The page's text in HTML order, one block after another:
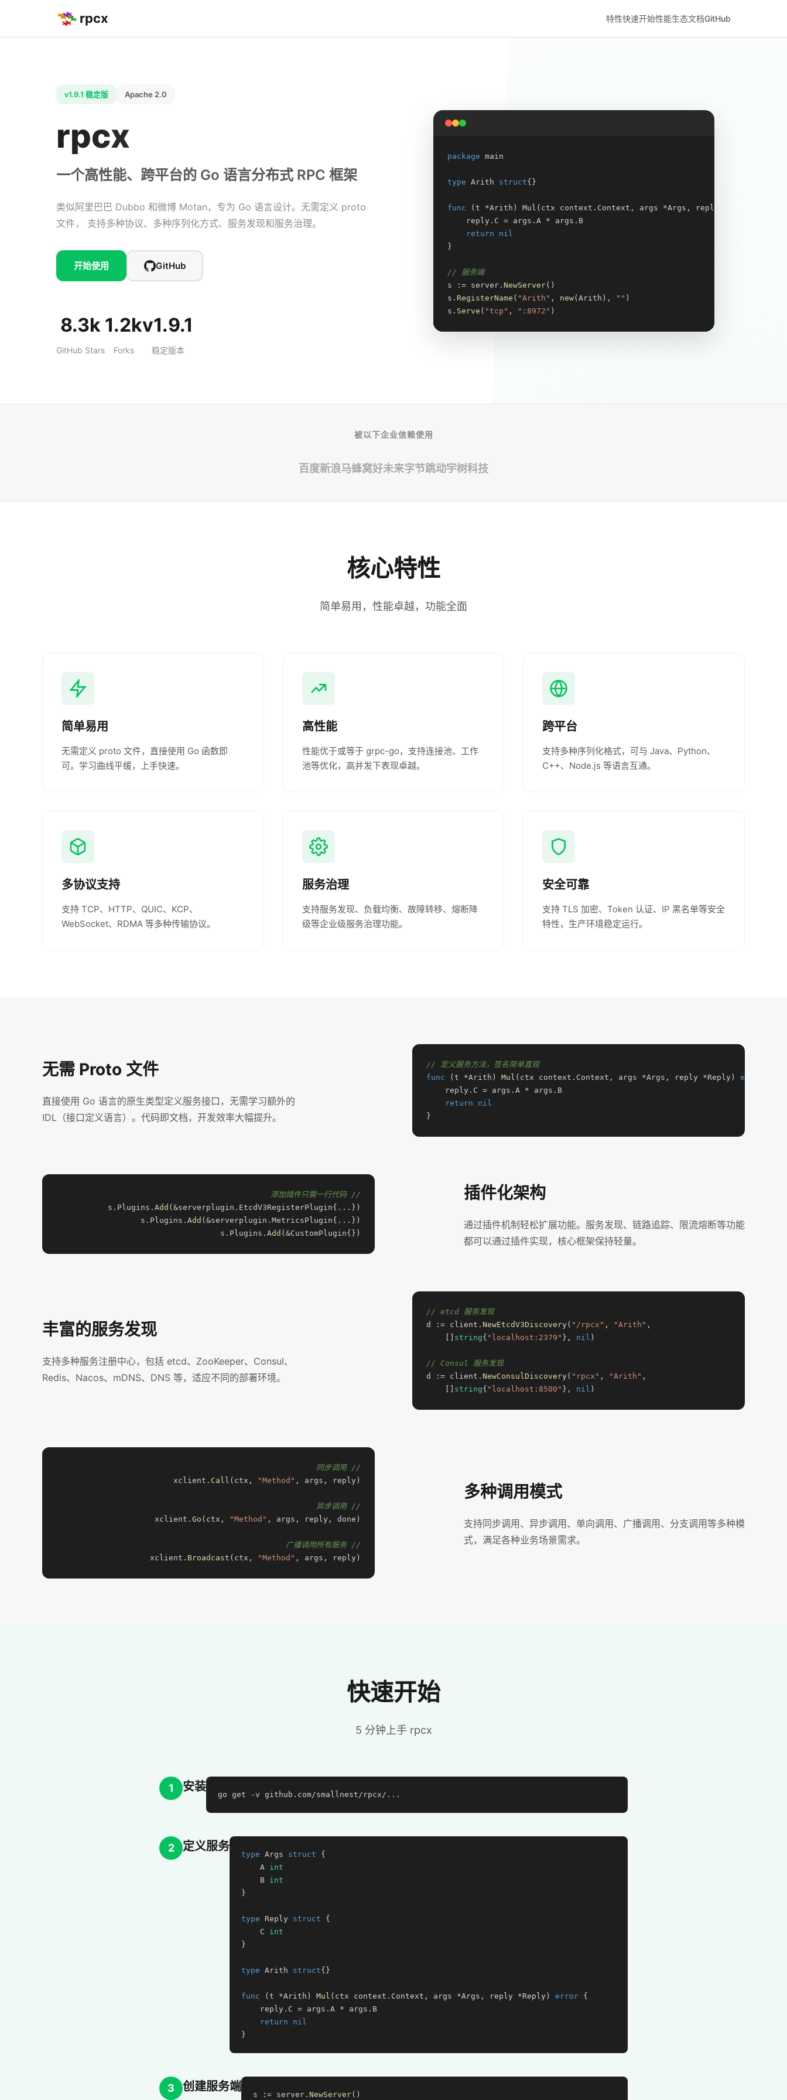
rpcx 特性快速开始性能生态文档GitHub
v1.9.1 稳定版 Apache 2.0
rpcx
一个高性能、跨平台的 Go 语言分布式 RPC 框架
类似阿里巴巴 Dubbo 和微博 Motan，专为 Go 语言设计。无需定义 proto
文件， 支持多种协议、多种序列化方式、服务发现和服务治理。
开始使用 GitHub
8.3k
GitHub Stars
1.2k
Forks
v1.9.1
稳定版本
package main
type Arith struct{}
func (t *Arith) Mul (ctx context.Context, args *Args, reply *Reply)
    reply.C = args.A * args.B
return
nil
}
// 服务端
s := server. NewServer()
s. RegisterName ( "Arith" , new(Arith), "" )
s. Serve ( "tcp" , ":8972" )
被以下企业信赖使用
百度新浪马蜂窝好未来字节跳动宇树科技
核心特性
简单易用，性能卓越，功能全面
简单易用
无需定义 proto 文件，直接使用 Go 函数即
可。学习曲线平缓，上手快速。
高性能
性能优于或等于 grpc-go，支持连接池、工作
池等优化，高并发下表现卓越。
跨平台
支持多种序列化格式，可与 Java、Python、
C++、Node.js 等语言互通。
多协议支持
支持 TCP、HTTP、QUIC、KCP、
WebSocket、RDMA 等多种传输协议。
服务治理
支持服务发现、负载均衡、故障转移、熔断降
级等企业级服务治理功能。
安全可靠
支持 TLS 加密、Token 认证、IP 黑名单等安全
特性，生产环境稳定运行。
无需 Proto 文件
直接使用 Go 语言的原生类型定义服务接口，无需学习额外的
IDL（接口定义语言）。代码即文档，开发效率大幅提升。
// 定义服务方法，签名简单直观
func (t *Arith) Mul (ctx context.Context, args *Args, reply *Reply) error
    reply.C = args.A * args.B
return
nil
}
插件化架构
通过插件机制轻松扩展功能。服务发现、链路追踪、限流熔断等功能
都可以通过插件实现，核心框架保持轻量。
// 添加插件只需一行代码
s.Plugins. Add
s.Plugins. Add
s.Plugins. Add (&CustomPlugin{})
丰富的服务发现
支持多种服务注册中心，包括 etcd、ZooKeeper、Consul、
Redis、Nacos、mDNS、DNS 等，适应不同的部署环境。
// etcd 服务发现
d := client. NewEtcdV3Discovery( "/rpcx" , "Arith" ,
string{ "localhost:2379" }, nil )
// Consul 服务发现
d := client. NewConsulDiscovery( "rpcx" , "Arith" ,
string{ "localhost:8500" }, nil )
多种调用模式
支持同步调用、异步调用、单向调用、广播调用、分支调用等多种模
式，满足各种业务场景需求。
// 同步调用
xclient. Call (ctx, "Method"
// 异步调用
xclient. Go (ctx, "Method"
// 广播调用所有服务
xclient. Broadcast (ctx, "Method" , args, reply)
快速开始
5 分钟上手 rpcx
1 安装
go get -v github.com/smallnest/rpcx/...
2 定义服务
type Args struct {
    A
int
    B
int
}
type Reply struct {
    C
int
}
type Arith struct{}
func (t *Arith) Mul (ctx context.Context, args *Args, reply *Reply) error {
    reply.C = args.A * args.B
return
nil
}
3 创建服务端
s := server. NewServer()